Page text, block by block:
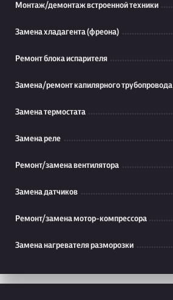
Монтаж/демонтаж встроенной техники
Замена хладагента (фреона)
Ремонт блока испарителя
Замена/ремонт капилярного трубопровода
Замена термостата
Замена реле
Ремонт/замена вентилятора
Замена датчиков
Ремонт/замена мотор-компрессора
Замена нагревателя разморозки